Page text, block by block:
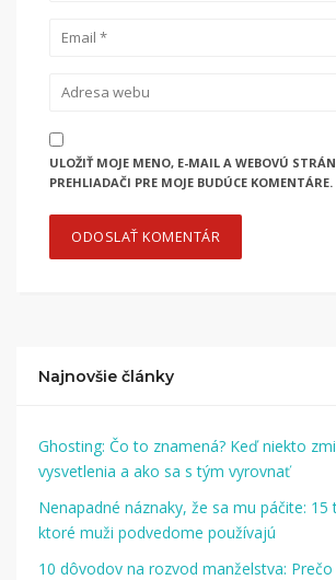
ULOŽIŤ MOJE MENO, E-MAIL A WEBOVÚ
PREHLIADAČI PRE MOJE BUDÚCE KOMENTÁRE.
Najnovšie články
Ghosting: Čo to znamená? Keď niekto
vysvetlenia a ako sa s tým vyrovnať
Nenapadné náznaky, že sa mu páčite: 15
ktoré muži podvedome používajú
10 dôvodov na rozvod manželstva: Prečo